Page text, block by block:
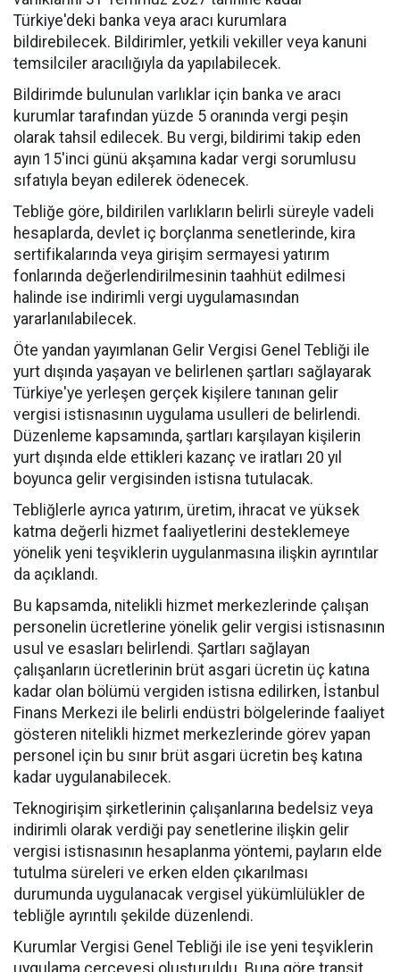
Türkiye'deki banka veya aracı kurumlara
bildirebilecek. Bildirimler, yetkili vekiller veya kanuni
temsilciler aracılığıyla da yapılabilecek.
Bildirimde bulunulan varlıklar için banka ve aracı
kurumlar tarafından yüzde 5 oranında vergi peşin
olarak tahsil edilecek. Bu vergi, bildirimi takip eden
ayın 15'inci günü akşamına kadar vergi sorumlusu
sıfatıyla beyan edilerek ödenecek.
Tebliğe göre, bildirilen varlıkların belirli süreyle vadeli
hesaplarda, devlet iç borçlanma senetlerinde, kira
sertifikalarında veya girişim sermayesi yatırım
fonlarında değerlendirilmesinin taahhüt edilmesi
halinde ise indirimli vergi uygulamasından
yararlanılabilecek.
Öte yandan yayımlanan Gelir Vergisi Genel Tebliği ile
yurt dışında yaşayan ve belirlenen şartları sağlayarak
Türkiye'ye yerleşen gerçek kişilere tanınan gelir
vergisi istisnasının uygulama usulleri de belirlendi.
Düzenleme kapsamında, şartları karşılayan kişilerin
yurt dışında elde ettikleri kazanç ve iratları 20 yıl
boyunca gelir vergisinden istisna tutulacak.
Tebliğlerle ayrıca yatırım, üretim, ihracat ve yüksek
katma değerli hizmet faaliyetlerini desteklemeye
yönelik yeni teşviklerin uygulanmasına ilişkin ayrıntılar
da açıklandı.
Bu kapsamda, nitelikli hizmet merkezlerinde çalışan
personelin ücretlerine yönelik gelir vergisi istisnasının
usul ve esasları belirlendi. Şartları sağlayan
çalışanların ücretlerinin brüt asgari ücretin üç katına
kadar olan bölümü vergiden istisna edilirken, İstanbul
Finans Merkezi ile belirli endüstri bölgelerinde faaliyet
gösteren nitelikli hizmet merkezlerinde görev yapan
personel için bu sınır brüt asgari ücretin beş katına
kadar uygulanabilecek.
Teknogirişim şirketlerinin çalışanlarına bedelsiz veya
indirimli olarak verdiği pay senetlerine ilişkin gelir
vergisi istisnasının hesaplanma yöntemi, payların elde
tutulma süreleri ve erken elden çıkarılması
durumunda uygulanacak vergisel yükümlülükler de
tebliğle ayrıntılı şekilde düzenlendi.
Kurumlar Vergisi Genel Tebliği ile ise yeni teşviklerin
uygulama çerçevesi oluşturuldu. Buna göre transit